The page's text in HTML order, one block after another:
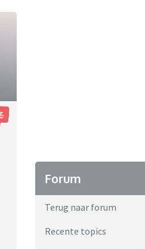
Forum
Terug naar forum
Recente topics